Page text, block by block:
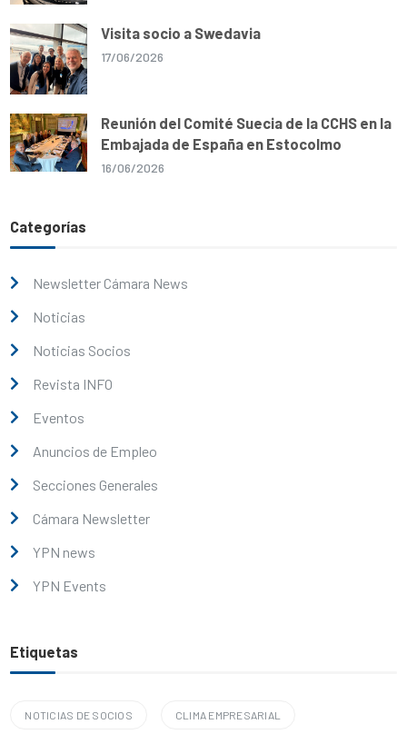
Visita socio a Swedavia
17/06/2026
Reunión del Comité Suecia de la CCHS en la
Embajada de España en Estocolmo
16/06/2026
Categorías
Newsletter Cámara News
Noticias
Noticias Socios
Revista INFO
Eventos
Anuncios de Empleo
Secciones Generales
Cámara Newsletter
YPN news
YPN Events
Etiquetas
NOTICIAS DE SOCIOS CLIMA EMPRESARIAL